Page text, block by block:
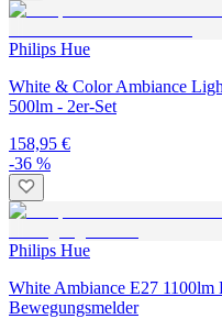
Philips Hue
White & Color Ambiance
500lm - 2er-Set
158,95 €
-36 %
Philips Hue
White Ambiance E27
Bewegungsmelder